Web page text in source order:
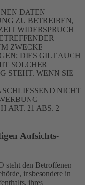
DATEN
ZU BETREIBEN,
WIDERSPRUCH
ZWECKE
DIES GILT AUCH
SOLCHER
STEHT. WENN SIE
NICHT
ART. 21 ABS. 2
Aufsichts­
steht den Betroffenen
insbesondere in
ihres